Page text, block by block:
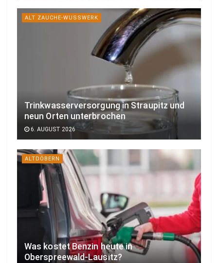
ALT ZAUCHE-WUSSWERK
Trinkwasserversorgung in Straupitz und
neun Orten unterbrochen
6. AUGUST 2026
ALTDÖBERN
Was kostet Benzin heute in
Oberspreewald-Lausitz?